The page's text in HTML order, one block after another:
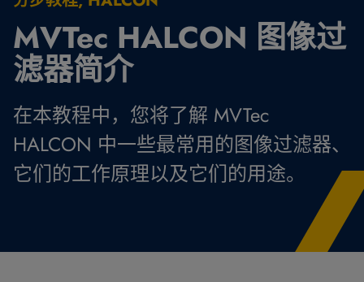
MVTec HALCON 图像过
滤器简介
在本教程中，您将了解 MVTec
HALCON 中一些最常用的图像过滤器、
它们的工作原理以及它们的用途。